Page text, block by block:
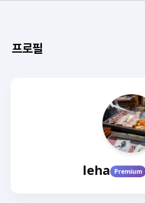
프로필
leha Premium